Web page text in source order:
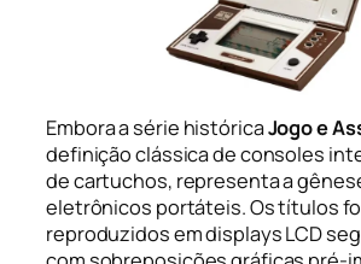
Embora a série históricaJogo e
definição clássica de consoles
de cartuchos, representa a
eletrônicos portáteis. Os títulos
reproduzidos em displays LCD